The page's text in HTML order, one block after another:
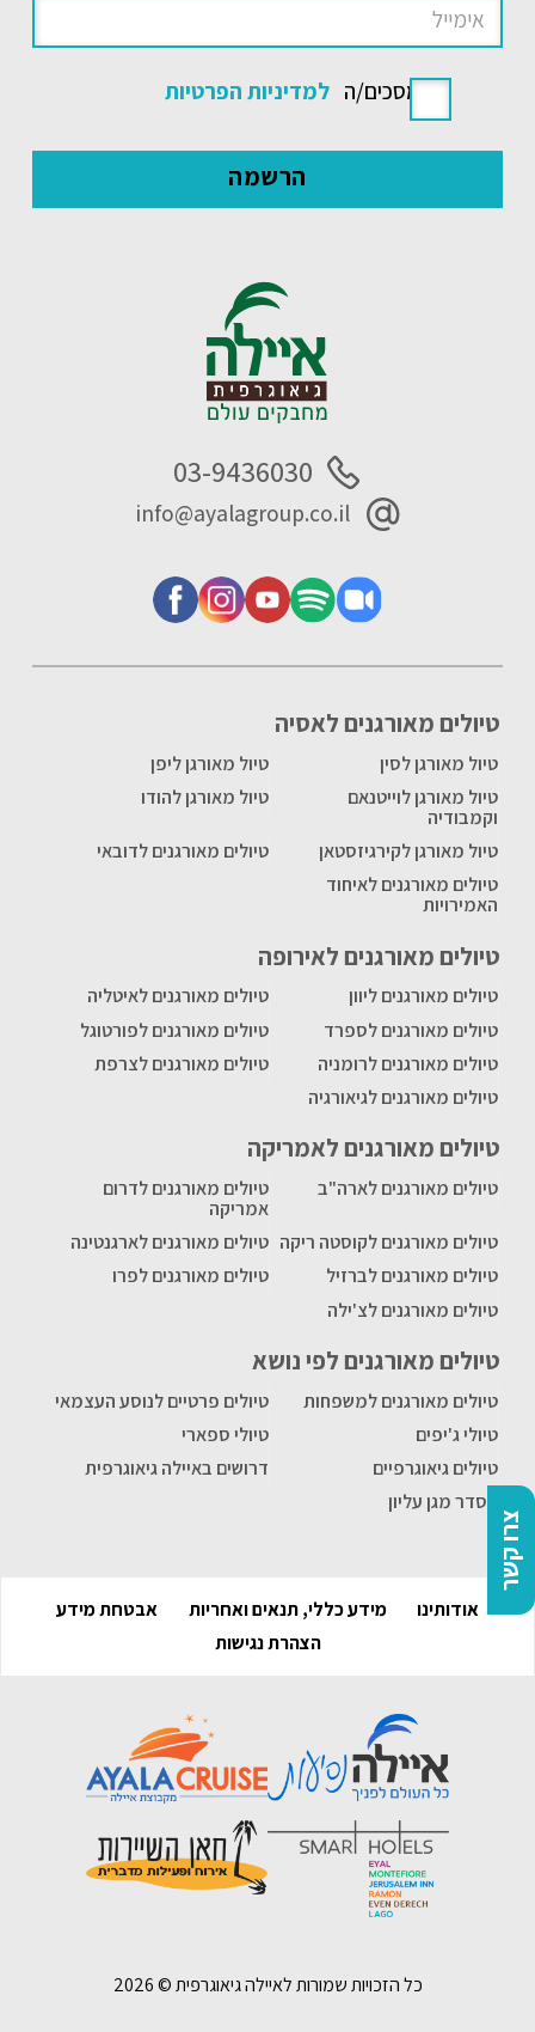
צרו קשר
אני מסכים/ה למדיניות הפרטיות
טיולים מאורגנים לאסיה
טיול מאורגן לסין
טיול מאורגן ליפן
טיול מאורגן לוייטנאם
וקמבודיה
טיול מאורגן להודו
טיול מאורגן לקירגיזסטאן
טיולים מאורגנים לדובאי
טיולים מאורגנים לאיחוד
האמירויות
טיולים מאורגנים לאירופה
טיולים מאורגנים ליוון
טיולים מאורגנים לאיטליה
טיולים מאורגנים לספרד
טיולים מאורגנים לפורטוגל
טיולים מאורגנים לרומניה
טיולים מאורגנים לצרפת
טיולים מאורגנים לגיאורגיה
טיולים מאורגנים לאמריקה
טיולים מאורגנים לארה"ב
טיולים מאורגנים לדרום
אמריקה
טיולים מאורגנים לקוסטה ריקה טיולים מאורגנים לארגנטינה
טיולים מאורגנים לברזיל
טיולים מאורגנים לפרו
טיולים מאורגנים לצ'ילה
טיולים מאורגנים לפי נושא
טיולים מאורגנים למשפחות
טיולים פרטיים לנוסע העצמאי
טיולי ג'יפים
טיולי ספארי
טיולים גיאוגרפיים
דרושים באיילה גיאוגרפית
הסדר מגן עליון
03-9436030
info@ayalagroup.co.il
אודותינו מידע כללי, תנאים ואחריות
אבטחת מידע
הצהרת נגישות
כל הזכויות שמורות לאיילה גיאוגרפית ©2026